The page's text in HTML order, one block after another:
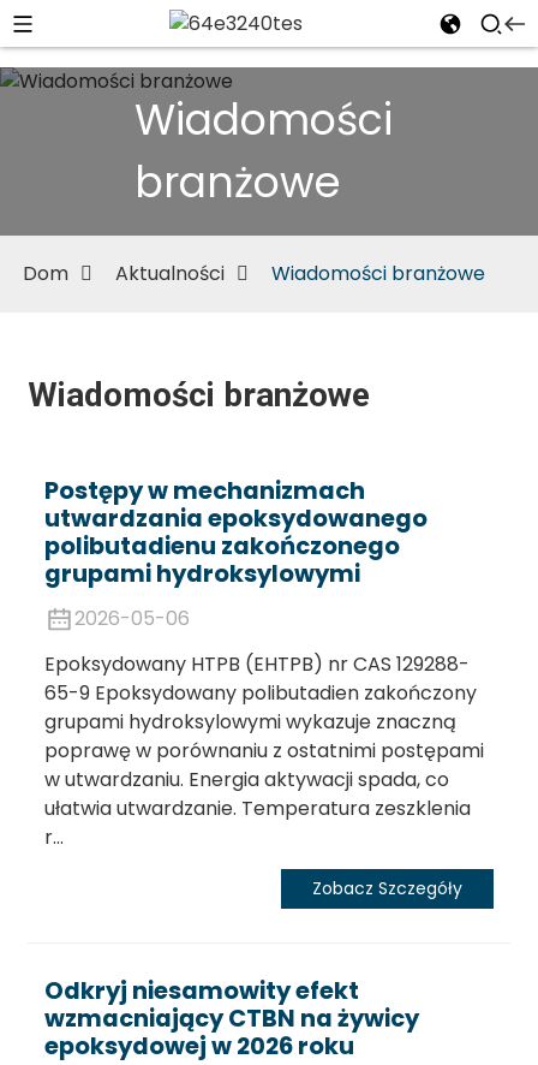
Wiadomości
branżowe
Dom Aktualności Wiadomości branżowe
Wiadomości branżowe
Postępy w mechanizmach
utwardzania epoksydowanego
polibutadienu zakończonego
grupami hydroksylowymi
2026-05-06
Epoksydowany HTPB (EHTPB) nr CAS 129288-
65-9 Epoksydowany polibutadien zakończony
grupami hydroksylowymi wykazuje znaczną
poprawę w porównaniu z ostatnimi postępami
w utwardzaniu. Energia aktywacji spada, co
ułatwia utwardzanie. Temperatura zeszklenia
r...
Zobacz Szczegóły
Odkryj niesamowity efekt
wzmacniający CTBN na żywicy
epoksydowej w 2026 roku